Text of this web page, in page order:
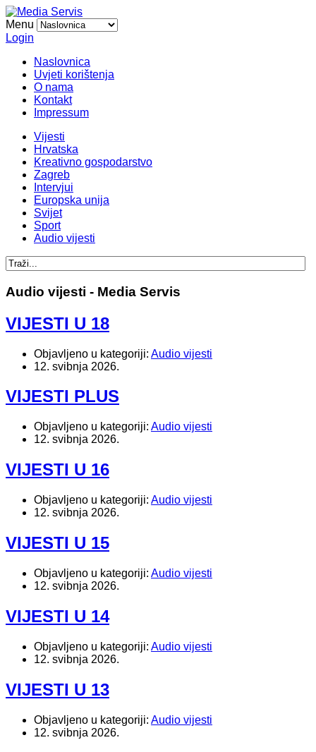
Menu
Login
Naslovnica
Uvjeti korištenja
O nama
Kontakt
Impressum
Vijesti
Hrvatska
Kreativno gospodarstvo
Zagreb
Intervjui
Europska unija
Svijet
Sport
Audio vijesti
Audio vijesti - Media Servis
VIJESTI U 18
Objavljeno u kategoriji: Audio vijesti
12. svibnja 2026.
VIJESTI PLUS
Objavljeno u kategoriji: Audio vijesti
12. svibnja 2026.
VIJESTI U 16
Objavljeno u kategoriji: Audio vijesti
12. svibnja 2026.
VIJESTI U 15
Objavljeno u kategoriji: Audio vijesti
12. svibnja 2026.
VIJESTI U 14
Objavljeno u kategoriji: Audio vijesti
12. svibnja 2026.
VIJESTI U 13
Objavljeno u kategoriji: Audio vijesti
12. svibnja 2026.